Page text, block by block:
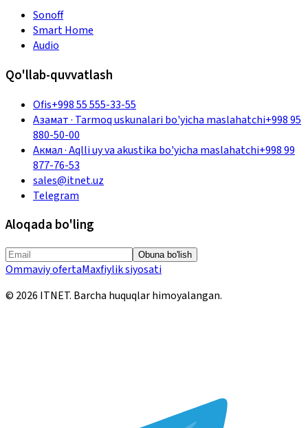
Sonoff
Smart Home
Audio
Qo'llab-quvvatlash
Ofis+998 55 555-33-55
Азамат· Tarmoq uskunalari bo'yicha maslahatchi+998 95
880-50-00
Акмал·Aqlli uy va akustika bo'yicha maslahatchi+998 99
877-76-53
sales@itnet.uz
Telegram
Aloqada bo'ling
Obuna bo'lish
Ommaviy ofertaMaxfiylik siyosati
© 2026 ITNET. Barcha huquqlar himoyalangan.